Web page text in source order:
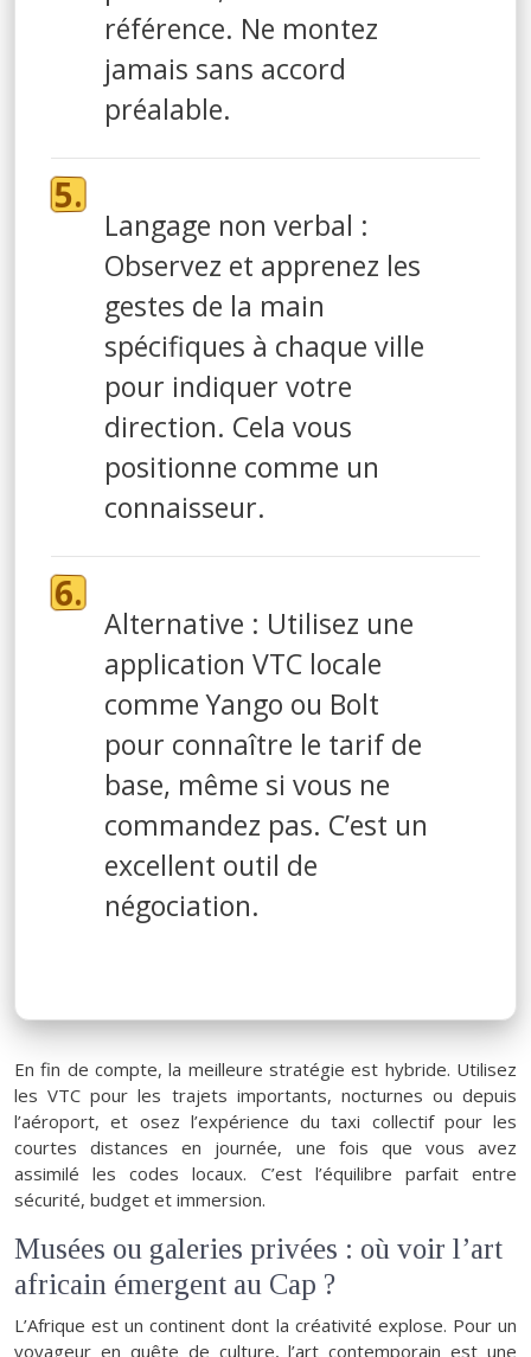
référence. Ne montez
jamais sans accord
préalable.
Langage non verbal :
Observez et apprenez les
gestes de la main
spécifiques à chaque ville
pour indiquer votre
direction. Cela vous
positionne comme un
connaisseur.
Alternative : Utilisez une
application VTC locale
comme Yango ou Bolt
pour connaître le tarif de
base, même si vous ne
commandez pas. C’est un
excellent outil de
négociation.
En fin de compte, la meilleure stratégie est hybride. Utilisez
les VTC pour les trajets importants, nocturnes ou depuis
l’aéroport, et osez l’expérience du taxi collectif pour les
courtes distances en journée, une fois que vous avez
assimilé les codes locaux. C’est l’équilibre parfait entre
sécurité, budget et immersion.
Musées ou galeries privées : où voir l’art
africain émergent au Cap ?
L’Afrique est un continent dont la créativité explose. Pour un
voyageur en quête de culture, l’art contemporain est une